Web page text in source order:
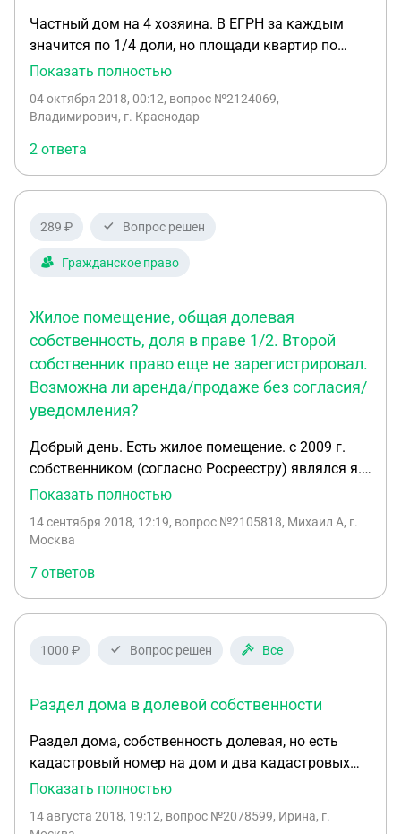
Частный дом на 4 хозяина. В ЕГРН за каждым
значится по 1/4 доли, но площади квартир по
факту разные (примерно): 100+100+80+150 (150
которая была пристроена лет 5 назад и своей
площадь дома). Помогите, пожалуйста, понять,
как происходит раздел имущества/выделение
доли одного из "собственников", при условии, что
занимаемые площади у всех разные?
Показать полностью
04 октября 2018, 00:12, вопрос №2124069,
Владимирович, г. Краснодар
2 ответа
289 ₽ Вопрос решен
Гражданское право
Жилое помещение, общая долевая
собственность, доля в праве 1/2. Второй
собственник право еще не зарегистрировал.
Возможна ли аренда/продаже без согласия/
уведомления?
Добрый день. Есть жилое помещение. с 2009 г.
собственником (согласно Росреестру) являлся я.
в 2017 году было решение суда (развод, раздел
имущество, являющееся общей совместной
право собственности на 1/2 доли - признать за
БЖ (бывш жена) право собственности на 1/2 доли
- прекратить МОЕ право собственности на целое
БЖ уже была с этим решением в Росреестре, я же
пока нет (да, моя ошибка, теперь знаю).
"Сведения о зарегистрированных правах":
государственной регистрации права:": Общая
долевая собственность, № ХХХХХХХХХХХХ от
15.12.2017, доля в праве 1/2 "Документы-
основания": то самое решение суда,
Показать полностью
14 сентября 2018, 12:19, вопрос №2105818, Михаил А, г.
Москва
7 ответов
1000 ₽ Вопрос решен Все
Раздел дома в долевой собственности
Раздел дома, собственность долевая, но есть
кадастровый номер на дом и два кадастровых
номера на помещения, которые
нет собственников на эти квартиры, но есть
Показать полностью
14 августа 2018, 19:12, вопрос №2078599, Ирина, г.